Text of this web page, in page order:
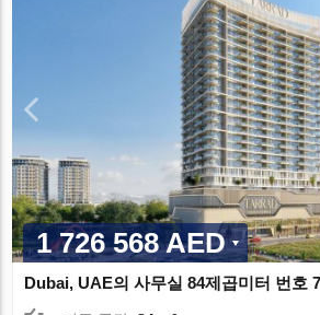
1 726 568 AED
Dubai, UAE의 사무실 84제곱미터 번호